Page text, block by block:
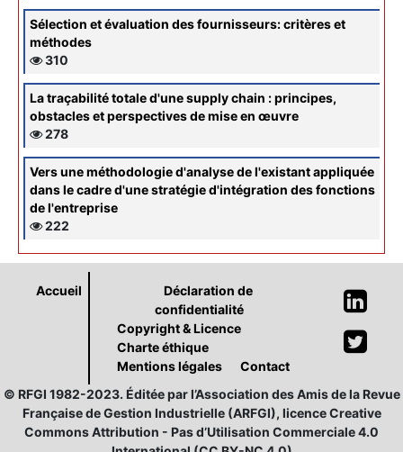
Sélection et évaluation des fournisseurs: critères et
méthodes
310
La traçabilité totale d'une supply chain : principes,
obstacles et perspectives de mise en œuvre
278
Vers une méthodologie d'analyse de l'existant appliquée
dans le cadre d'une stratégie d'intégration des fonctions
de l'entreprise
222
Accueil
Déclaration de
confidentialité
Copyright & Licence
Charte éthique
Mentions légales
Contact
© RFGI 1982-2023. Éditée par l’Association des Amis de la Revue
Française de Gestion Industrielle (ARFGI), licence Creative
Commons Attribution - Pas d’Utilisation Commerciale 4.0